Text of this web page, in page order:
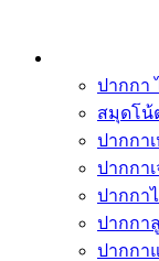
ปากกา
สมุดโน้
ปากกา
ปากกา
ปากกา
ปากกา
ปากกา